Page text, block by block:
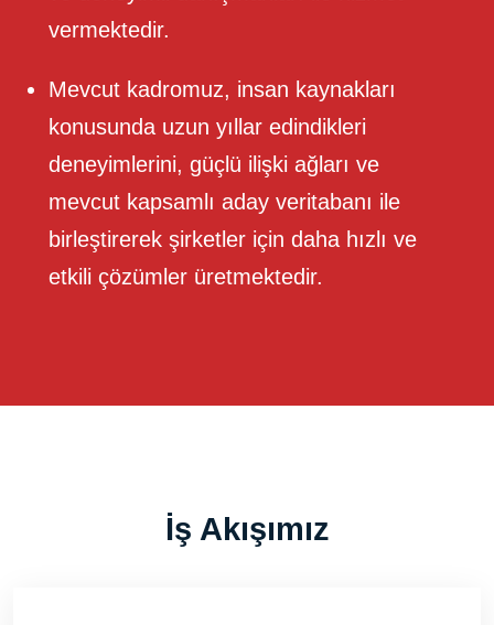
vermektedir.
Mevcut kadromuz, insan kaynakları
konusunda uzun yıllar edindikleri
deneyimlerini, güçlü ilişki ağları ve
mevcut kapsamlı aday veritabanı ile
birleştirerek şirketler için daha hızlı ve
etkili çözümler üretmektedir.
İş Akışımız